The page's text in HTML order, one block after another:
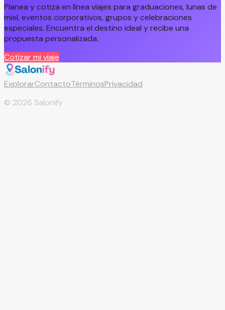
Planea y cotiza en línea viajes para graduaciones, lunas de
miel, eventos corporativos, grupos y celebraciones
especiales. Encuentra el destino ideal y recibe una
propuesta personalizada.
Cotizar mi viaje
ExplorarContactoTérminosPrivacidad
© 2026 Salonify